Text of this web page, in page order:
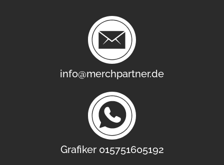
info@merchpartner.de
Grafiker 015751605192